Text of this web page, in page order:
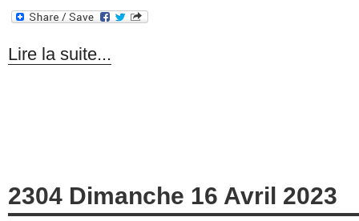
Lire la suite...
2304 Dimanche 16 Avril 2023